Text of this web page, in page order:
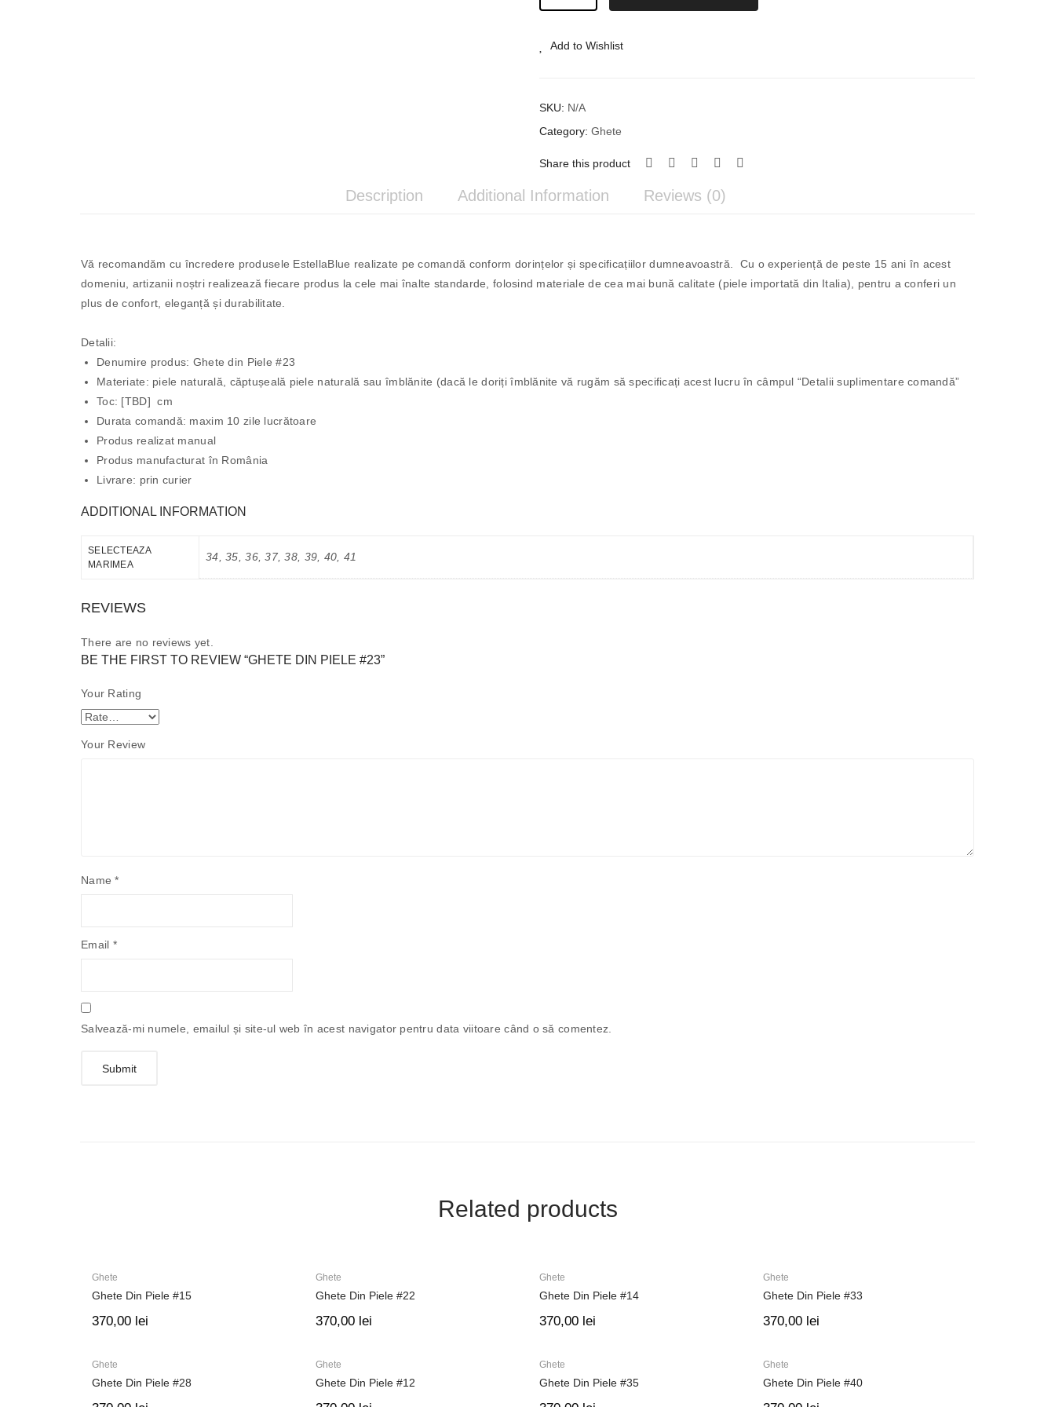
#23
Add to Wishlist
SKU: N/A
Category: Ghete
Share this product
Description Additional Information Reviews (0)
Vă recomandăm cu încredere produsele EstellaBlue realizate pe comandă conform dorințelor și specificațiilor dumneavoastră. Cu o experiență de peste 15 ani în acest
domeniu, artizanii noștri realizează fiecare produs la cele mai înalte standarde, folosind materiale de cea mai bună calitate (piele importată din Italia), pentru a conferi un
plus de confort, eleganță și durabilitate.
Detalii:
Denumire produs: Ghete din Piele #23
Materiate: piele naturală, căptușeală piele naturală sau îmblănite (dacă le doriți îmblănite vă rugăm să specificați acest lucru în câmpul “Detalii suplimentare comandă”
Toc: [TBD] cm
Durata comandă: maxim 10 zile lucrătoare
Produs realizat manual
Produs manufacturat în România
Livrare: prin curier
ADDITIONAL INFORMATION
SELECTEAZA
MARIMEA
34, 35, 36, 37, 38, 39, 40, 41
REVIEWS
There are no reviews yet.
BE THE FIRST TO REVIEW “GHETE DIN PIELE #23”
Your Rating
Your Review
Name*
Email *
Salvează-mi numele, emailul și site-ul web în acest navigator pentru data viitoare când o să comentez.
Related products
Ghete
Ghete Din Piele #15
370,00 lei
Ghete
Ghete Din Piele #22
370,00 lei
Ghete
Ghete Din Piele #14
370,00 lei
Ghete
Ghete Din Piele #33
370,00 lei
Ghete
Ghete Din Piele #28
Ghete
Ghete Din Piele #12
Ghete
Ghete Din Piele #35
Ghete
Ghete Din Piele #40